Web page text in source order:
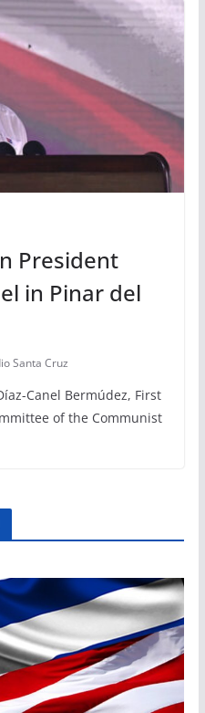
President
in Pinar del
Santa Cruz
Canel Bermúdez, First
of the Communist